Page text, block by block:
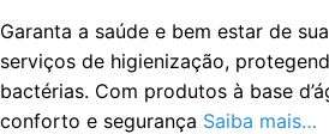
Garanta a saúde e bem estar de
serviços de higienização,
bactérias. Com produtos à base
conforto e segurança Saiba mais…